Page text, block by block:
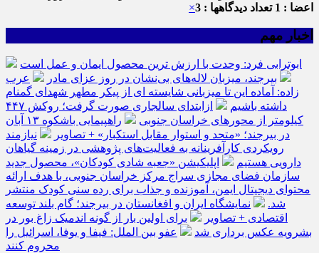
اعضا : 1
تعداد دیدگاهها : 3 ×
اخبار مهم
ابوترابی فرد: وحدت با ارزش ترین محصول ایمان و عمل است
بیرجند، میزبان لاله‌های بی‌نشان در روز عزای مادر
عرب
زاده: آماده این تا میزبانی شایسته ای از پیکر مطهر شهدای گمنام
داشته باشیم
ازابتدای سالجاری صورت گرفت؛ روکش ۴۴۷
کیلومتر از محورهای خراسان جنوبی
راهپیمایی باشکوه ۱۳ آبان
در بیرجند؛ «متحد و استوار مقابل استکبار» + تصاویر
نیازمند
رویکردی کارآفرینانه به فعالیت‌های پژوهشی در زمینه گیاهان
دارویی هستیم
اپلیکیشن «جعبه شادی کودکان»، محصول جدید
سازمان فضای مجازی سراج مرکز خراسان جنوبی، با هدف ارائه
محتوای دیجیتال ایمن، آموزنده و جذاب برای رده سنی کودک منتشر
شد.
نمایشگاه ایران و افغانستان در بیرجند؛ گام بلند توسعه
اقتصادی + تصاویر
برای اولین بار از گونه اندمیک زاغ بور در
بشرویه عکس برداری شد
عفو بین الملل: فیفا و یوفا، اسرائیل را
محروم کنند